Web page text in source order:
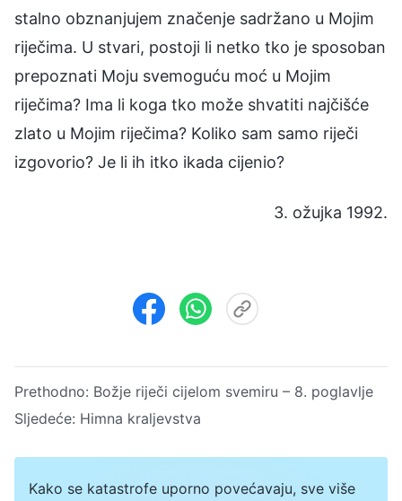
stalno obznanjujem značenje sadržano u Mojim
riječima. U stvari, postoji li netko tko je sposoban
prepoznati Moju svemoguću moć u Mojim
riječima? Ima li koga tko može shvatiti najčišće
zlato u Mojim riječima? Koliko sam samo riječi
izgovorio? Je li ih itko ikada cijenio?
3. ožujka 1992.
Prethodno: Božje riječi cijelom svemiru – 8. poglavlje
Sljedeće: Himna kraljevstva
Kako se katastrofe uporno povećavaju, sve više